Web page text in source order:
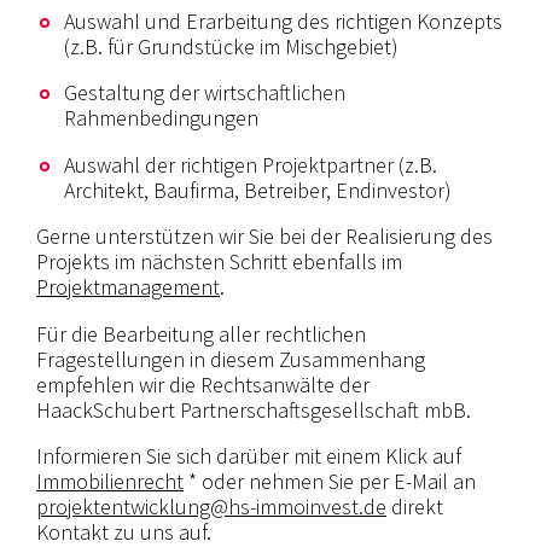
Auswahl und Erarbeitung des richtigen Konzepts
(z.B. für Grundstücke im Mischgebiet)
Gestaltung der wirtschaftlichen
Rahmenbedingungen
Auswahl der richtigen Projektpartner (z.B.
Architekt, Baufirma, Betreiber, Endinvestor)
Gerne unterstützen wir Sie bei der Realisierung des
Projekts im nächsten Schritt ebenfalls im
Projektmanagement.
Für die Bearbeitung aller rechtlichen
Fragestellungen in diesem Zusammenhang
empfehlen wir die Rechtsanwälte der
HaackSchubert Partnerschaftsgesellschaft mbB.
Informieren Sie sich darüber mit einem Klick auf
Immobilienrecht * oder nehmen Sie per E-Mail an
projektentwicklung@hs-immoinvest.de direkt
Kontakt zu uns auf.